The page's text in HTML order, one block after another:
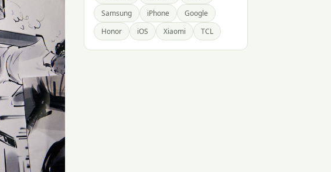
Samsung iPhone Google
Honor iOS Xiaomi TCL